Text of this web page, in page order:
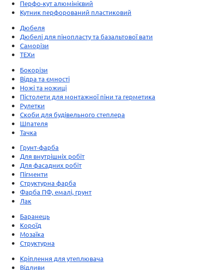
Перфо-кут алюмінієвий
Кутник перфорований пластиковий
Дюбеля
Дюбелі для пінопласту та базальтової вати
Саморізи
ТЕХи
Бокорізи
Відра та ємності
Ножі та ножиці
Пістолети для монтажної піни та герметика
Рулетки
Скоби для будівельного степлера
Шпателя
Тачка
Грунт-фарба
Для внутрішніх робіт
Для фасадних робіт
Пігменти
Структурна фарба
Фарба ПФ, емалі, грунт
Лак
Баранець
Короїд
Мозаїка
Структурна
Кріплення для утеплювача
Відливи